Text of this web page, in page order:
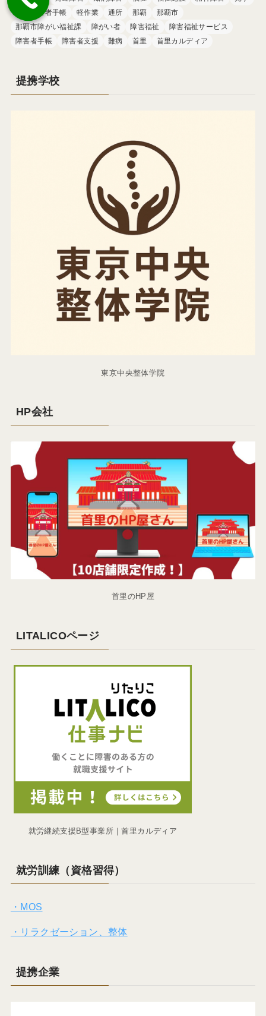
身体障害者手帳
軽作業 通所 那覇
那覇市
那覇市障がい福祉課
障がい者 障害福祉
障害福祉サービス
障害者手帳
障害者支援 難病 首里 首里カルディア
提携学校
東京中央整体学院
HP会社
首里のHP屋
LITALICOページ
就労継続支援B型事業所｜首里カルディア
就労訓練（資格習得）
・MOS
・リラクゼーション、整体
提携企業